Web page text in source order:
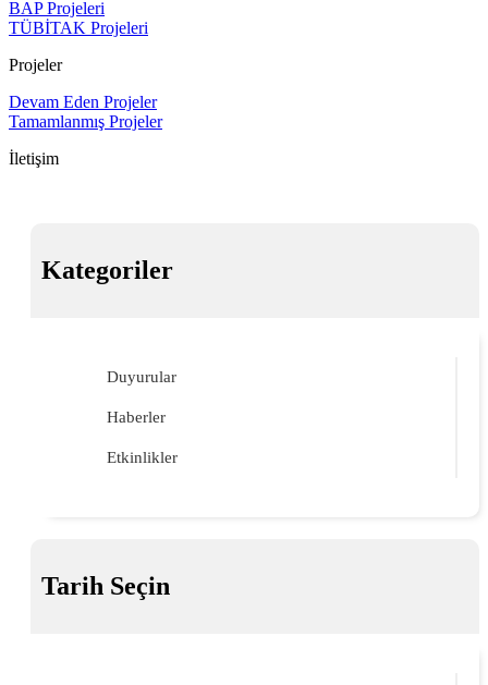
BAP Projeleri
TÜBİTAK Projeleri
Projeler
Devam Eden Projeler
Tamamlanmış Projeler
İletişim
Kategoriler
Duyurular
Haberler
Etkinlikler
Tarih Seçin